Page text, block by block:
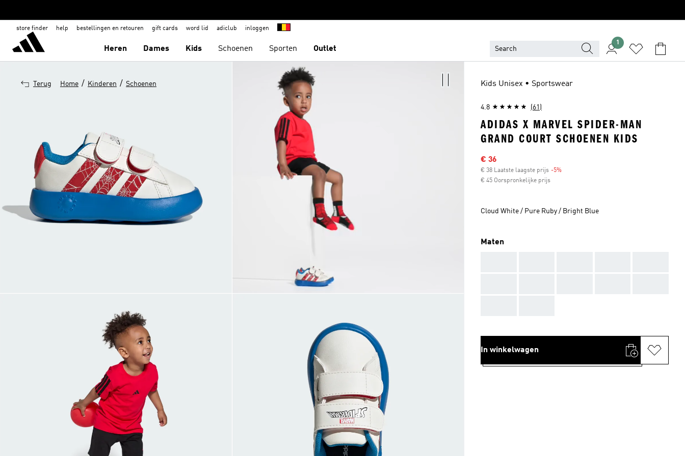
store finder help bestellingen en retouren gift cards word lid adiclub inloggen
Heren Dames Kids Schoenen Sporten Outlet
1
Terug Home / Kinderen / Schoenen Kids Unisex • Sportswear
4.8 (61)
ADIDAS X MARVEL SPIDER-MAN
GRAND COURT SCHOENEN KIDS
Sale price
€ 36
€ 38 Laatste laagste prijs -5%
€ 45 Oorspronkelijke prijs
Cloud White / Pure Ruby / Bright Blue
Maten
In winkelwagen